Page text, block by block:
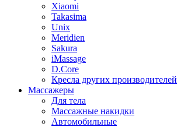
Xiaomi
Takasima
Unix
Meridien
Sakura
iMassage
D.Core
Кресла других производителей
Массажеры
Для тела
Массажные накидки
Автомобильные